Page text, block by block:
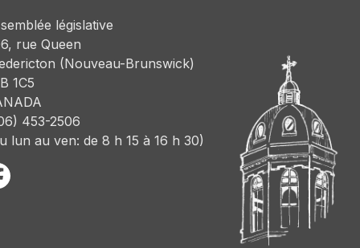
législative
rue Queen
(Nouveau-Brunswick)
1C5
453-2506
lun au ven: de 8 h 15 à 16 h 30)